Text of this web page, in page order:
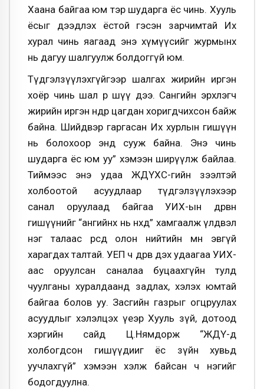
Хаана байгаа юм тэр шударга ёс чинь. Хууль
ёсыг дээдлэх ёстой гэсэн зарчимтай Их
хурал чинь яагаад энэ хүмүүсийг журмынх
нь дагуу шалгуулж болдоггүй юм.
Түдгэлзүүлэхгүйгээр шалгах жирийн иргэн
хоёр чинь шал өөр шүү дээ. Сангийн эрхлэгч
жирийн иргэн өнөөдөр цагдан хоригдчихсон байж
байна. Шийдвэр гаргасан Их хурлын гишүүн
нь болохоор энд сууж байна. Энэ чинь
шударга ёс юм уу” хэмээн ширүүлж байлаа.
Тиймээс энэ удаа ЖДҮХС-гийн зээлтэй
холбоотой асуудлаар түдгэлзүүлэхээр
санал оруулаад байгаа УИХ-ын дөрвөн
гишүүнийг “ангийнх нь нөхөд” хамгаалж үлдвэл
нэг талаас өөрсдөө олон нийтийн өмнө эвгүй
харагдах талтай. УЕП ч дөрөв дэх удаагаа УИХ-
аас оруулсан саналаа буцаахгүйн тулд
чуулганы хуралдаанд задлах, хэлэх юмтай
байгаа болов уу. Засгийн газрыг огцруулах
асуудлыг хэлэлцэх үеэр Хууль зүй, дотоод
хэргийн сайд Ц.Нямдорж “ЖДҮ-д
холбогдсон гишүүдииг ёс зүйн хувьд
уучлахгүй” хэмээн хэлж байсан ч нэгийг
бодогдуулна.